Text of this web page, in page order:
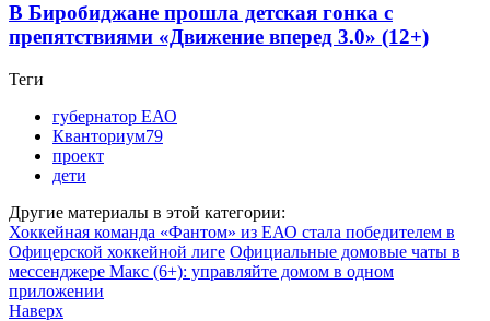
В Биробиджане прошла детская гонка с
препятствиями «Движение вперед 3.0» (12+)
Теги
губернатор ЕАО
Кванториум79
проект
дети
Другие материалы в этой категории:
Хоккейная команда «Фантом» из ЕАО стала победителем в
Офицерской хоккейной лиге Официальные домовые чаты в
мессенджере Макс (6+): управляйте домом в одном
приложении
Наверх